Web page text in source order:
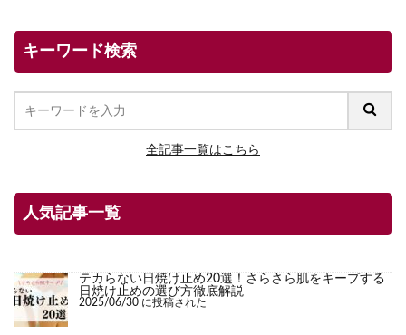
キーワード検索
全記事一覧はこちら
人気記事一覧
テカらない日焼け止め20選！さらさら肌をキープする
日焼け止めの選び方徹底解説
2025/06/30 に投稿された